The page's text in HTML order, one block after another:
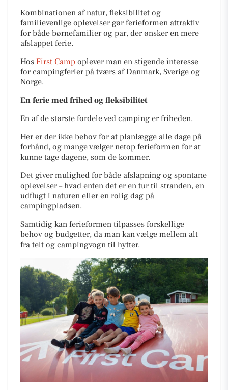
Kombinationen af natur, fleksibilitet og
familievenlige oplevelser gør ferieformen attraktiv
for både børnefamilier og par, der ønsker en mere
afslappet ferie.
Hos First Camp oplever man en stigende interesse
for campingferier på tværs af Danmark, Sverige og
Norge.
En ferie med frihed og fleksibilitet
En af de største fordele ved camping er friheden.
Her er der ikke behov for at planlægge alle dage på
forhånd, og mange vælger netop ferieformen for at
kunne tage dagene, som de kommer.
Det giver mulighed for både afslapning og spontane
oplevelser – hvad enten det er en tur til stranden, en
udflugt i naturen eller en rolig dag på
campingpladsen.
Samtidig kan ferieformen tilpasses forskellige
behov og budgetter, da man kan vælge mellem alt
fra telt og campingvogn til hytter.